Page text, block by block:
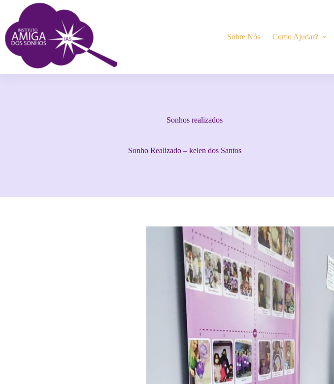
Sobre Nós Como Ajudar?
Sonhos realizados
Sonho Realizado – kelen dos Santos